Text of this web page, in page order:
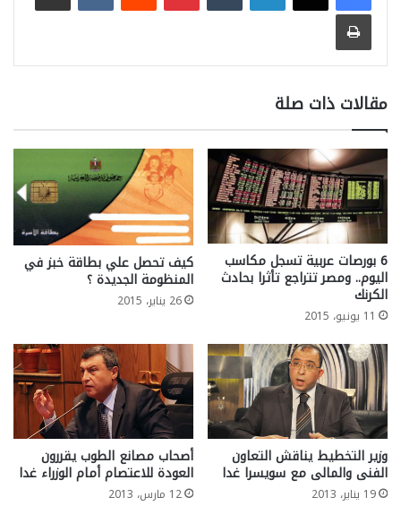
طباعة
مقالات ذات صلة
6 بورصات عربية تسجل مكاسب
اليوم.. ومصر تتراجع تأثرا بحادث
الكرنك
11 يونيو، 2015
كيف تحصل علي بطاقة خبز في
المنظومة الجديدة ؟
26 يناير، 2015
وزير التخطيط يناقش التعاون
الفنى والمالى مع سويسرا غدا
19 يناير، 2013
أصحاب مصانع الطوب يقررون
العودة للاعتصام أمام الوزراء غدا
12 مارس، 2013